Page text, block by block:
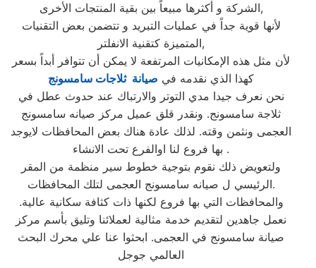
الشركة و أكثرها مبيعاً بين بقية المنتجات الأخرى,
لأنها قوية جداً في عمليات التبريد و تتضمن بعض التقنيات
المتميزة كتقنية الانفلتر,
لأن مثل هذه الإمكانيات المرتفعة لا يمكن أن تتوافر أبداً بسعر
كهذا الذي نقدمه في صيانة ثلاجات سامسونج
نحن نعرف جيدا مدي التوتر والارتباك عند حدوث عطل في
ثلاجة سامسونج. ونقدر قلق عميل مركز صيانه سامسونج
العجمى ونثمن وقته. لذلك عادة هناك بعض المحافظات لايوجد
بها فروع لنا اوالفرع تحت الانشاء .
ولتعويض ذلك نقوم بتوجية خطوط سير منظمة من المقر
الرئيسي ل صيانه سامسونج العجمى لتلك المحافظات.
والمحافظات التي بها فروع لكنها ذات كثافة سكانية عالية.
نعمل جاهدين لتقديم خدمة مثالية لعملائنا وتليق بأسم مركز
صيانة سامسونج في العجمى. ابحثوا عنا علي محرك البحث
العالمي جوجل